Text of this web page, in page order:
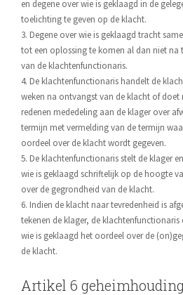
en degene over wie is geklaagd in de
toelichting te geven op de klacht.
3. Degene over wie is geklaagd tracht
tot een oplossing te komen al dan niet na
van de klachtenfunctionaris.
4. De klachtenfunctionaris handelt de
weken na ontvangst van de klacht of doet
redenen mededeling aan de klager over
termijn met vermelding van de termijn
oordeel over de klacht wordt gegeven.
5. De klachtenfunctionaris stelt de klager
wie is geklaagd schriftelijk op de hoogte
over de gegrondheid van de klacht.
6. Indien de klacht naar tevredenheid is
tekenen de klager, de klachtenfunctionaris
wie is geklaagd het oordeel over de
de klacht.
Artikel 6